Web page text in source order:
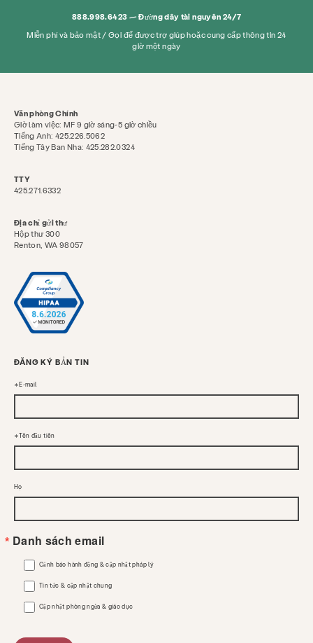
888.998.6423 — Đường dây tài nguyên 24/7
Miễn phí và bảo mật / Gọi để được trợ giúp hoặc cung cấp thông tin 24
giờ một ngày
Văn phòng Chính
Giờ làm việc: MF 9 giờ sáng-5 giờ chiều
Tiếng Anh: 425.226.5062
Tiếng Tây Ban Nha: 425.282.0324
TTY
425.271.6332
Địa chỉ gửi thư
Hộp thư 300
Renton, WA 98057
ĐĂNG KÝ BẢN TIN
E-mail
Tên đầu tiên
Họ
Danh sách email
Cảnh báo hành động & cập nhật pháp lý
Tin tức & cập nhật chung
Cập nhật phòng ngừa & giáo dục